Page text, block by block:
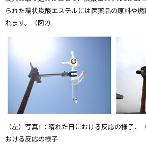
られた環状炭酸エステルには医薬品の原料や
れます。（図2）
（左）写真1：晴れた日における反応の様子、
おける反応の様子